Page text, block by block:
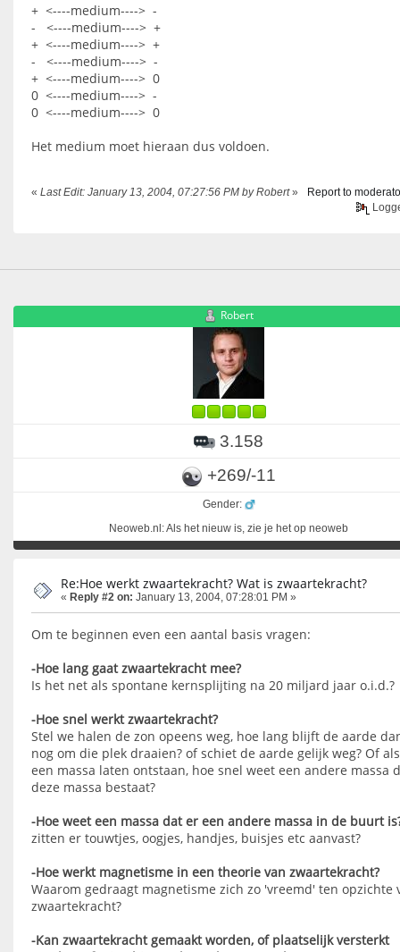
+ <----medium----> -
- <----medium----> +
+ <----medium----> +
- <----medium----> -
+ <----medium----> 0
0 <----medium----> -
0 <----medium----> 0
Het medium moet hieraan dus voldoen.
« Last Edit: January 13, 2004, 07:27:56 PM by Robert»
Report to
Robert
3.158
+269/-11
Gender:
Neoweb.nl: Als het nieuw is, zie je het op neoweb
Re:Hoe werkt zwaartekracht? Wat is zwaartekracht?
« Reply #2 on: January 13, 2004, 07:28:01 PM »
Om te beginnen even een aantal basis vragen:
-Hoe lang gaat zwaartekracht mee?
Is het net als spontane kernsplijting na 20 miljard jaar o.i.d.?
-Hoe snel werkt zwaartekracht?
Stel we halen de zon opeens weg, hoe lang blijft de aarde
nog om die plek draaien? of schiet de aarde gelijk weg? Of
een massa laten ontstaan, hoe snel weet een andere massa
deze massa bestaat?
-Hoe weet een massa dat er een andere massa in de buurt
zitten er touwtjes, oogjes, handjes, buisjes etc aanvast?
-Hoe werkt magnetisme in een theorie van zwaartekracht?
Waarom gedraagt magnetisme zich zo 'vreemd' ten opzichte
zwaartekracht?
-Kan zwaartekracht gemaakt worden, of plaatselijk versterkt